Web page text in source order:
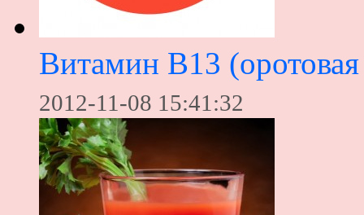
Витамин В13 (оротовая
2012-11-08 15:41:32